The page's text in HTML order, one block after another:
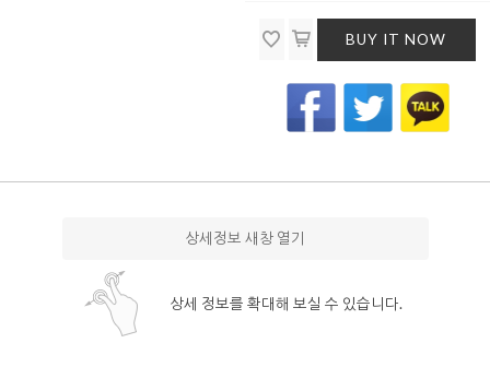
BUY IT NOW
상세정보 새창 열기
상세 정보를 확대해 보실 수 있습니다.